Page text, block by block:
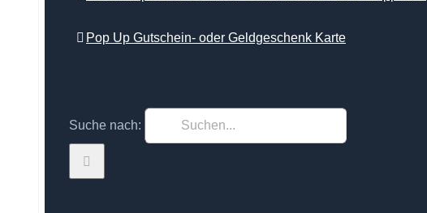
Pop Up Gutschein- oder Geldgeschenk Karte
Suche nach: